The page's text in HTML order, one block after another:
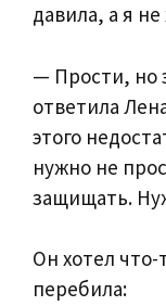
давила, а я
— Прости, но
ответила
этого
нужно не
защищать.
Он хотел что-
перебила: